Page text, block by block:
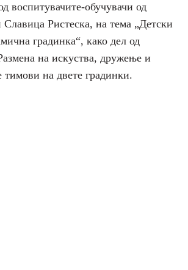
воспитувачите-обучувачи од
Ристеска, на тема „Детски
градинка“, како дел од
на искуства, дружење и
тимови на двете градинки.